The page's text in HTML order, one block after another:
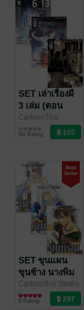
SET เล่าเรื่องผี
3 เล่ม (ตอน
6/13 [หกทับสิบ
สาม]+เพื่อนกัน
อาถรรพ์)
CartoonThai
/ Siam Inter
Comics
การ์ตูนทั่วไป
No Rating
SET ขุนแผน
ขุนช้าง นางพิม
เล่ม 1-3 (จบ)
Cartoonthai Studio
/ มนตรี คุ้มเรือน /
Siam Inter Comics
การ์ตูนทั่วไป
9 Rating